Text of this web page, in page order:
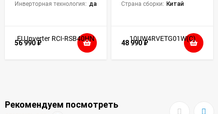
Инверторная технология: да
56 990₽
Страна сборки: Китай
48 990₽
Рекомендуем посмотреть